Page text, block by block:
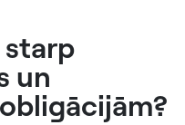
starp
un